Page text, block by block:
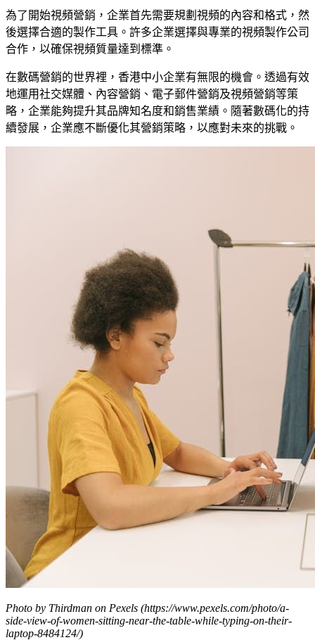
為了開始視頻營銷，企業首先需要規劃視頻的內容和格式，然
後選擇合適的製作工具。許多企業選擇與專業的視頻製作公司
合作，以確保視頻質量達到標準。
在數碼營銷的世界裡，香港中小企業有無限的機會。透過有效
地運用社交媒體、內容營銷、電子郵件營銷及視頻營銷等策
略，企業能夠提升其品牌知名度和銷售業績。隨著數碼化的持
續發展，企業應不斷優化其營銷策略，以應對未來的挑戰。
Photo by Thirdman on Pexels (https://www.pexels.com/photo/a-
side-view-of-women-sitting-near-the-table-while-typing-on-their-
laptop-8484124/)